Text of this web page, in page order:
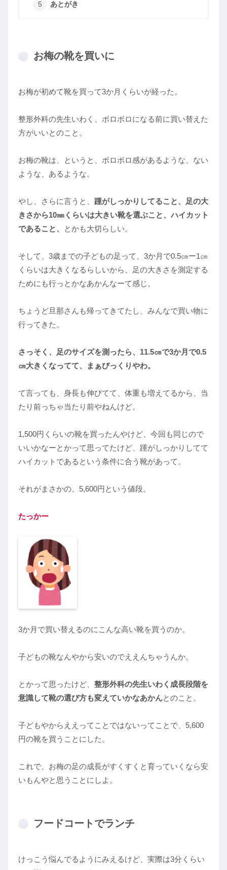
あとがき
お梅の靴を買いに
お梅が初めて靴を買って3か月くらいが経った。
整形外科の先生いわく、ボロボロになる前に買い替えた
方がいいとのこと。
お梅の靴は、というと、ボロボロ感があるような、ない
ような、あるような。
やし、さらに言うと、 踵がしっかりしてること、足の大
きさから10㎜くらいは大きい靴を選ぶこと、ハイカット
であること、
とかも大切らしい。
そして、3歳までの子どもの足って、3か月で0.5㎝ー1㎝
くらいは大きくなるらしいから、足の大きさを測定する
ためにも行っとかなあかんなーて感じ。
ちょうど旦那さんも帰ってきてたし、みんなで買い物に
行ってきた。
さっそく、足のサイズを測ったら、11.5㎝で3か月で0.5
㎝大きくなってて、まぁびっくりやわ。
て言っても、身長も伸びてて、体重も増えてるから、当
たり前っちゃ当たり前やねんけど。
1,500円くらいの靴を買ったんやけど、今回も同じので
いいかなーとかって思ってたけど、踵がしっかりしてて
ハイカットであるという条件に合う靴があって。
それがまさかの、5,600円という値段。
たっかー
3か月で買い替えるのにこんな高い靴を買うのか。
子どもの靴なんやから安いのでええんちゃうんか。
とかって思ったけど、 整形外科の先生いわく成長段階を
意識して靴の選び方も変えていかなあかんとのこと。
子どもやからええってことではないってことで、5,600
円の靴を買うことにした。
これで、お梅の足の成長がすくすくと育っていくなら安
いもんやと思うことにしよ。
フードコートでランチ
けっこう悩んでるようにみえるけど、実際は3分くらい